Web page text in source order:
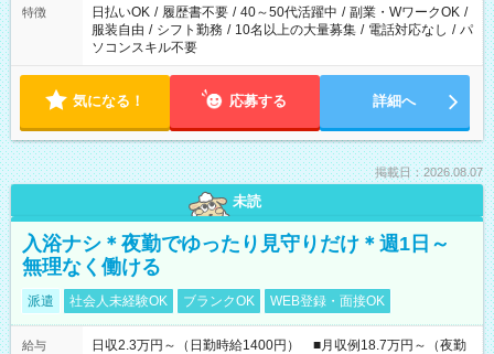
特徴 日払いOK / 履歴書不要 / 40～50代活躍中 / 副業・WワークOK /
服装自由 / シフト勤務 / 10名以上の大量募集 / 電話対応なし / パ
ソコンスキル不要
気になる！ 応募する 詳細へ
掲載日：2026.08.07
未読
入浴ナシ＊夜勤でゆったり見守りだけ＊週1日～
無理なく働ける
派遣 社会人未経験OK ブランクOK WEB登録・面接OK
給与
日収2.3万円～（日勤時給1400円） ■月収例18.7万円～（夜勤